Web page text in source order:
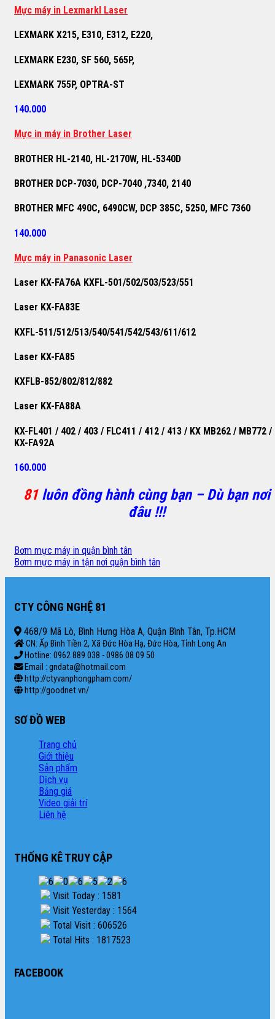
Mực máy in Lexmarkl Laser
LEXMARK X215, E310, E312, E220,
LEXMARK E230, SF 560, 565P,
LEXMARK 755P, OPTRA-ST
140.000
Mực in máy in Brother Laser
BROTHER HL-2140, HL-2170W, HL-5340D
BROTHER DCP-7030, DCP-7040 ,7340, 2140
BROTHER MFC 490C, 6490CW, DCP 385C, 5250, MFC 7360
140.000
Mực máy in Panasonic Laser
Laser KX-FA76A KXFL-501/502/503/523/551
Laser KX-FA83E
KXFL-511/512/513/540/541/542/543/611/612
Laser KX-FA85
KXFLB-852/802/812/882
Laser KX-FA88A
KX-FL401 / 402 / 403 / FLC411 / 412 / 413 / KX MB262 / MB772 /
KX-FA92A
160.000
81luôn đồng hành cùng bạn – Dù bạn nơi
đâu !!!
Bơm mực máy in quận bình tân
Bơm mực máy in tận nơi quận bình tân
CTY CÔNG NGHỆ 81
468/9 Mã Lò, Bình Hưng Hòa A, Quận Bình Tân, Tp.HCM
CN: Ấp Bình Tiền 2, Xã Đức Hòa Hạ, Đức Hòa, Tỉnh Long An
Hotline: 0962 889 038 - 0986 08 09 50
Email : gndata@hotmail.com
http://ctyvanphongpham.com/
http://goodnet.vn/
SƠ ĐỒ WEB
Trang chủ
Giới thiệu
Sản phẩm
Dịch vụ
Bảng giá
Video giải trí
Liên hệ
THỐNG KÊ TRUY CẬP
Visit Today : 1581
Visit Yesterday : 1564
Total Visit : 606526
Total Hits : 1817523
FACEBOOK